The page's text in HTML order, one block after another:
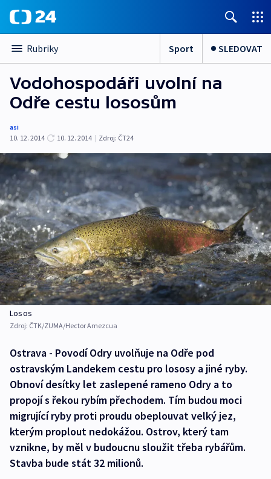
Rubriky Sport SLEDOVAT
Vodohospodáři uvolní na
Odře cestu lososům
asi
10. 12. 2014
10. 12. 2014 | Zdroj: ČT24
Losos
Zdroj: ČTK/ZUMA/Hector Amezcua
Ostrava - Povodí Odry uvolňuje na Odře pod
ostravským Landekem cestu pro lososy a jiné ryby.
Obnoví desítky let zaslepené rameno Odry a to
propojí s řekou rybím přechodem. Tím budou moci
migrující ryby proti proudu obeplouvat velký jez,
kterým proplout nedokážou. Ostrov, který tam
vznikne, by měl v budoucnu sloužit třeba rybářům.
Stavba bude stát 32 milionů.